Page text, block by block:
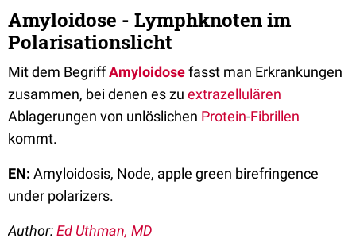
Amyloidose - Lymphknoten im
Polarisationslicht
Mit dem BegriffAmyloidosefasst man Erkrankungen
zusammen, bei denen es zu extrazellulären
Ablagerungen von unlöslichen Protein-Fibrillen
kommt.
EN: Amyloidosis, Node, apple green birefringence
under polarizers.
Author:Ed Uthman, MD